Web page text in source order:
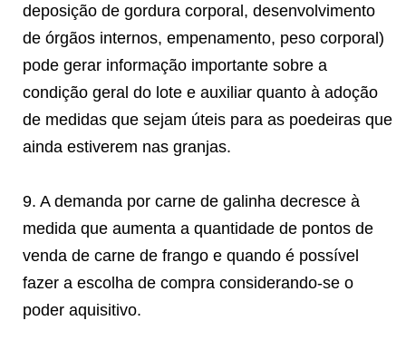
deposição de gordura corporal, desenvolvimento
de órgãos internos, empenamento, peso corporal)
pode gerar informação importante sobre a
condição geral do lote e auxiliar quanto à adoção
de medidas que sejam úteis para as poedeiras que
ainda estiverem nas granjas.
9. A demanda por carne de galinha decresce à
medida que aumenta a quantidade de pontos de
venda de carne de frango e quando é possível
fazer a escolha de compra considerando-se o
poder aquisitivo.